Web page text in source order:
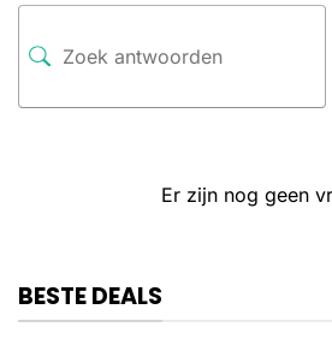
Er zijn nog geen
BESTE DEALS